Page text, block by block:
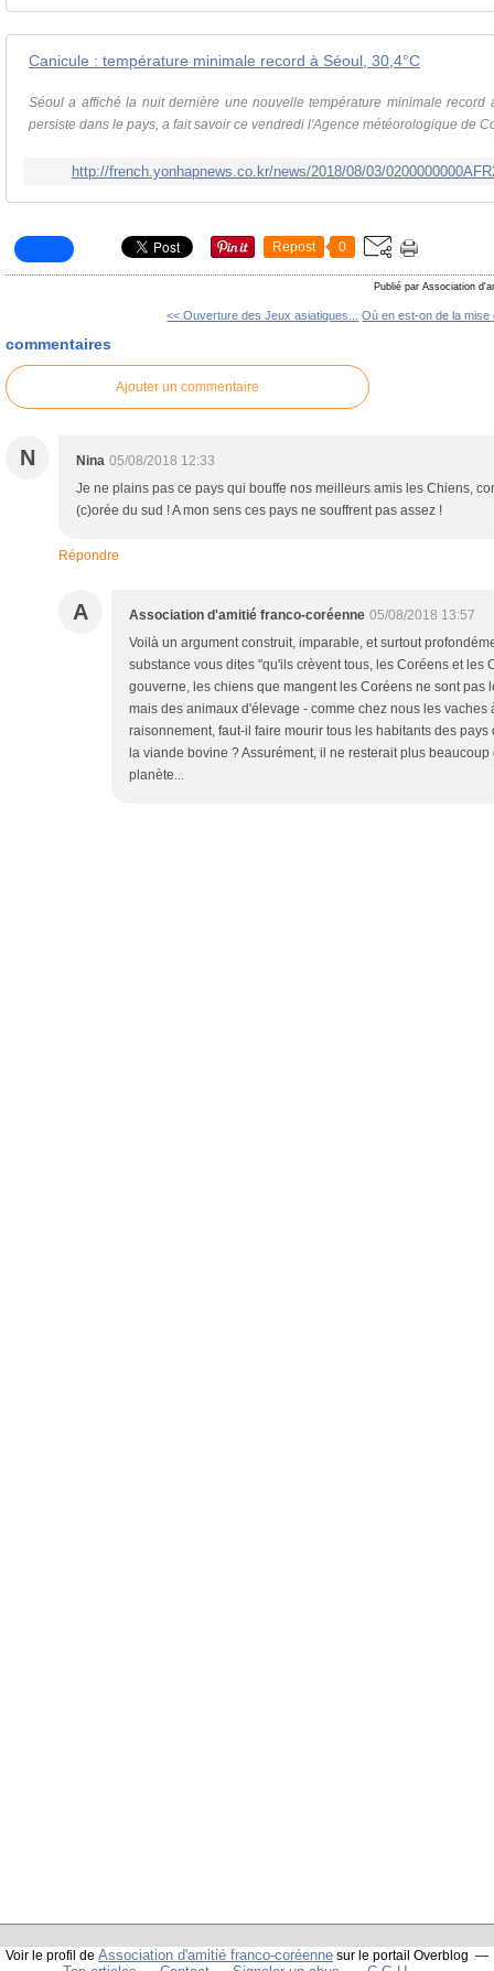
Canicule : température minimale record à Séoul, 30,4°C
Séoul a affiché la nuit dernière une nouvelle température minimale
persiste dans le pays, a fait savoir ce vendredi l'Agence météorologique de
http://french.yonhapnews.co.kr/news/2018/08/03/
Repost 0
Publié par Association
<< Ouverture des Jeux asiatiques... Où en est-on de la mise
commentaires
Ajouter un commentaire
N Nina 05/08/2018 12:33
Je ne plains pas ce pays qui bouffe nos meilleurs amis les Chiens,
(c)orée du sud ! A mon sens ces pays ne souffrent pas assez !
Répondre
A Association d'amitié franco-coréenne 05/08/2018 13:57
Voilà un argument construit, imparable, et surtout
substance vous dites "qu'ils crèvent tous, les Coréens et les
gouverne, les chiens que mangent les Coréens ne sont pas
mais des animaux d'élevage - comme chez nous les vaches
raisonnement, faut-il faire mourir tous les habitants des
la viande bovine ? Assurément, il ne resterait plus
planète...
Voir le profil de Association d'amitié franco-coréenne sur le portail Overblog